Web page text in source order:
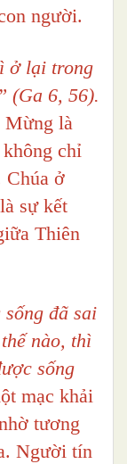
người.
ở lại trong
(Ga 6, 56).
Mừng là
chỉ
Chúa ở
sự kết
Thiên
đã sai
nào, thì
sống
mạc khải
tương
Người tín